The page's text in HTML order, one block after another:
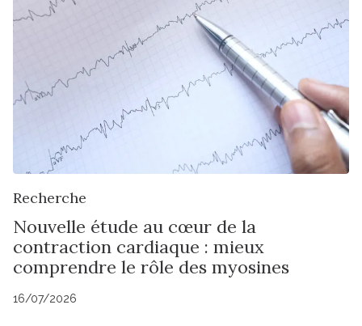
Recherche
Nouvelle étude au cœur de la
contraction cardiaque : mieux
comprendre le rôle des myosines
16/07/2026